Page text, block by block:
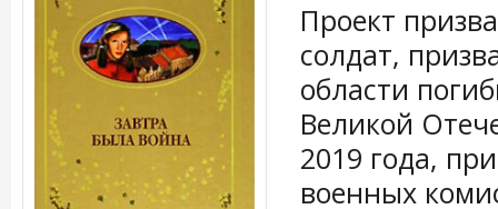
Проект
солдат,
области
Великой
2019 года,
военных